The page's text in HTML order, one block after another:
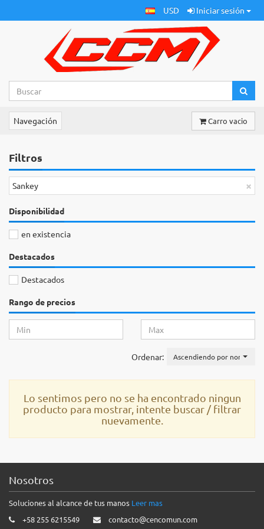
USD Iniciar sesión
Navegación Carro vacio
Filtros
×
Sankey
Disponibilidad
en existencia
Destacados
Destacados
Rango de precios
Ordenar: Ascendiendo por nombre
Lo sentimos pero no se ha encontrado ningun
producto para mostrar, intente buscar / filtrar
nuevamente.
Nosotros
Soluciones al alcance de tus manos Leer mas
+58 255 6215549
contacto@cencomun.com